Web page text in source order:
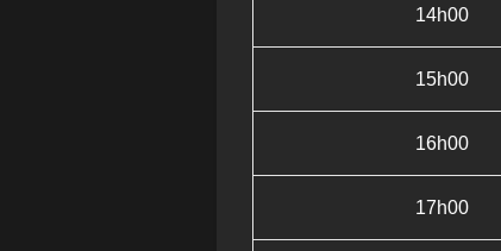
14h00
15h00
16h00
17h00